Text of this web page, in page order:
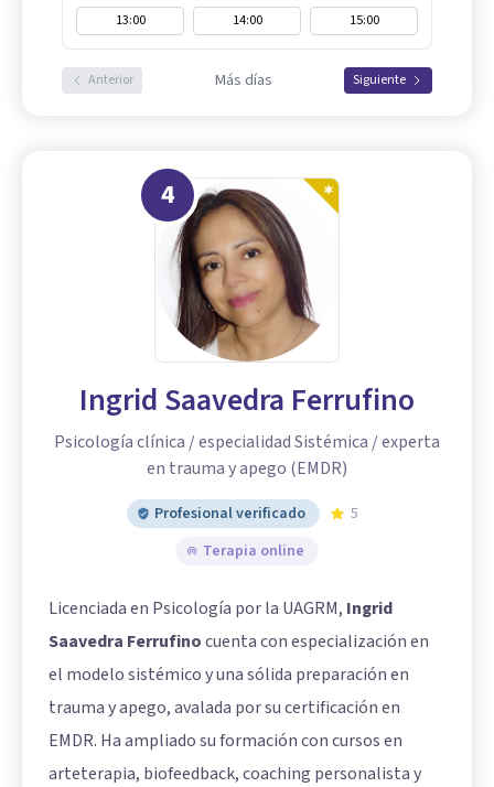
13:00
14:00 15:00
Anterior Más días Siguiente
4
Ingrid Saavedra Ferrufino
Psicología clínica / especialidad Sistémica / experta
en trauma y apego (EMDR)
Profesional verificado
5
Terapia online
Licenciada en Psicología por la UAGRM, Ingrid
Saavedra Ferrufinocuenta con especialización en
el modelo sistémico y una sólida preparación en
trauma y apego, avalada por su certificación en
EMDR. Ha ampliado su formación con cursos en
arteterapia, biofeedback, coaching personalista y